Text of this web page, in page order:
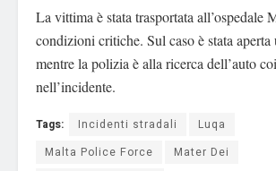
La vittima è stata trasportata all’ospedale
condizioni critiche. Sul caso è stata aperta
mentre la polizia è alla ricerca dell’auto
nell’incidente.
Tags: Incidenti stradali
Luqa
Malta Police Force
Mater Dei